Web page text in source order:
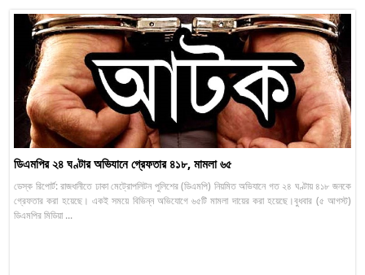
ডিএমপির ২৪ ঘণ্টার অভিযানে গ্রেফতার ৪১৮, মামলা ৬৫
ডেস্ক রিপোর্ট: রাজধানীতে ঢাকা মেট্রোপলিটন পুলিশের (ডিএমপি) নিয়মিত অভিযানে গত ২৪ ঘণ্টায় ৪১৮ জনকে
গ্রেফতার করা হয়েছে। একই সময়ে বিভিন্ন অভিযোগে ৬৫টি মামলা দায়ের করা হয়েছে।বুধবার (৫ আগস্ট)
ডিএমপির মিডিয়া ...